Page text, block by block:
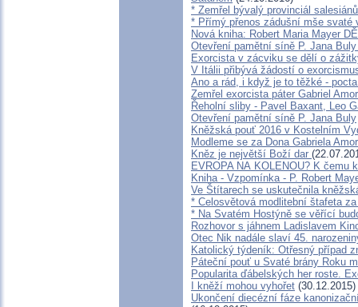
* Zemřel bývalý provinciál
* Přímý přenos zádušní mše
Nová kniha: Robert Maria Mayer
Otevření pamětní síně P. Jana
Exorcista v zácviku se dělí o
V Itálii přibývá žádostí o
Ano a rád, i když je to těžké -
Zemřel exorcista páter Gabriel
Řeholní sliby - Pavel Baxant, Leo
Otevření pamětní síně P. Jana Buly
Kněžská pouť 2016 v Kostelním
Modleme se za Dona Gabriela
Kněz je největší Boží dar
EVROPA NA KOLENOU? K čemu
Kniha - Vzpomínka - P. Robert
Ve Štítarech se uskutečnila
* Celosvětová modlitební štafeta
* Na Svatém Hostýně se věřící
Rozhovor s jáhnem Ladislavem
Otec Nik nadále slaví 45.
Katolický týdeník: Otřesný případ
Páteční pouť u Svaté brány Roku
Popularita ďábelských her roste.
I kněží mohou vyhořet (30.12.2015)
Ukončení diecézní fáze